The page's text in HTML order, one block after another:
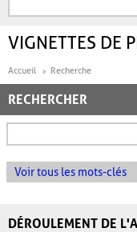
FORMULAIRE DE
VIGNETTES DE
Accueil Recherche
RECHERCHER
Voir tous les mots-clés
DÉROULEMENT DE